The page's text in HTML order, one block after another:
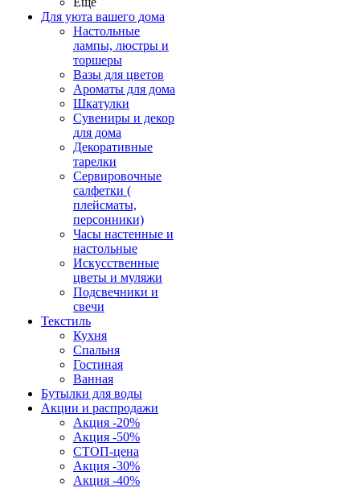
Для уюта вашего дома
Настольные
лампы, люстры и
торшеры
Вазы для цветов
Ароматы для дома
Шкатулки
Сувениры и декор
для дома
Декоративные
тарелки
Сервировочные
салфетки (
плейсматы,
персонники)
Часы настенные и
настольные
Искусственные
цветы и муляжи
Подсвечники и
свечи
Текстиль
Кухня
Спальня
Гостиная
Ванная
Бутылки для воды
Акции и распродажи
Акция -20%
Акция -50%
СТОП-цена
Акция -30%
Акция -40%